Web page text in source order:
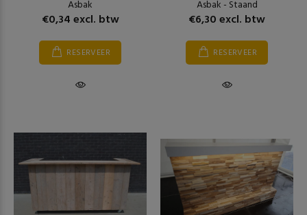
Asbak
€0,34 excl. btw
RESERVEER
Asbak - Staand
€6,30 excl. btw
RESERVEER